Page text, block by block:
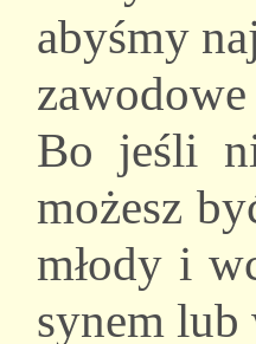
abyśmy
Bo jeśli
możesz
młody i
synem